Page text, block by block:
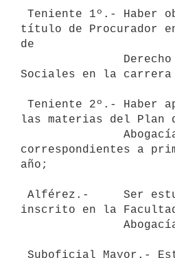
título de Procurador
de
Sociales en la carrera
las materias del Plan
correspondientes a
año;
inscrito en la Facultad